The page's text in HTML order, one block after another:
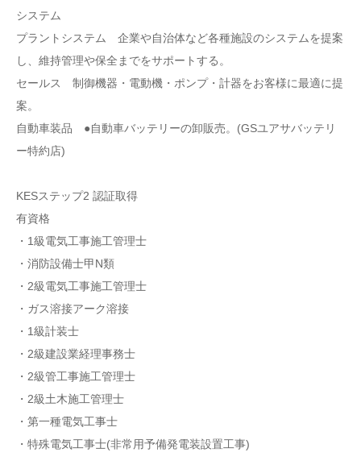
システム
プラントシステム 企業や自治体など各種施設のシステムを提案
し、維持管理や保全までをサポートする。
セールス 制御機器・電動機・ポンプ・計器をお客様に最適に提
案。
自動車装品 ●自動車バッテリーの卸販売。(GSユアサバッテリ
ー特約店)
KESステップ2 認証取得
有資格
・1級電気工事施工管理士
・消防設備士甲N類
・2級電気工事施工管理士
・ガス溶接アーク溶接
・1級計装士
・2級建設業経理事務士
・2級管工事施工管理士
・2級土木施工管理士
・第一種電気工事士
・特殊電気工事士(非常用予備発電装設置工事)